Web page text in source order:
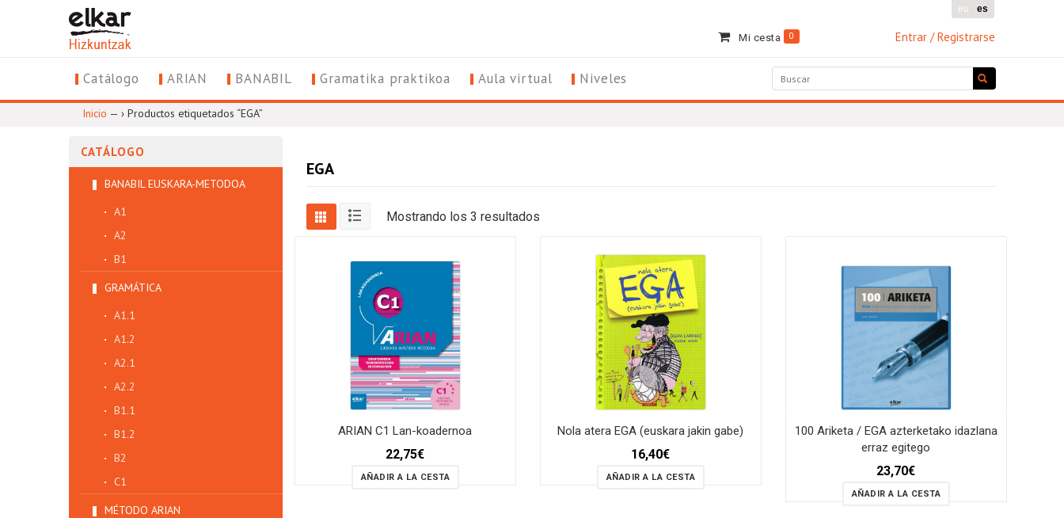
eu es
Mi cesta 0 Entrar / Registrarse
Catálogo ARIAN BANABIL Gramatika praktikoa Aula virtual Niveles
Inicio — › Productos etiquetados “EGA”
EGA
Mostrando los 3 resultados
ARIAN C1 Lan-koadernoa
22,75€
AÑADIR A LA CESTA
Nola atera EGA (euskara jakin gabe)
16,40€
AÑADIR A LA CESTA
100 Ariketa / EGA azterketako idazlana
erraz egitego
23,70€
AÑADIR A LA CESTA
CATÁLOGO
BANABIL EUSKARA-METODOA
A1
A2
B1
GRAMÁTICA
A1.1
A1.2
A2.1
A2.2
B1.1
B1.2
B2
C1
MÉTODO ARIAN